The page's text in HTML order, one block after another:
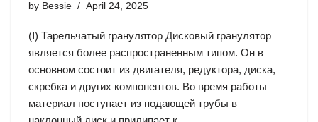
by Bessie April 24, 2025
(Ⅰ) Тарельчатый гранулятор Дисковый гранулятор
является более распространенным типом. Он в
основном состоит из двигателя, редуктора, диска,
скребка и других компонентов. Во время работы
материал поступает из подающей трубы в